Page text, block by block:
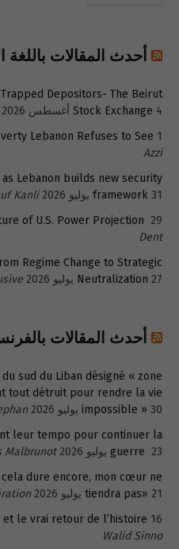
أحدث المقالات باللغة
Depositors- The Beirut
Stock Exchange 4 أغسطس 2026
Lebanon Refuses to See 1 أغسطس 2026
Azzi
Lebanon builds new security
framework 31 يوليو 2026
Kanli
of U.S. Power Projection 29 يوليو 2026
Dent
Regime Change to Strategic
Neutralization 27 يوليو 2026
أحدث المقالات
sud du Liban désigné « zone
tout détruit pour rendre la vie
impossible » 30 يوليو 2026
leur tempo pour continuer la
guerre 23 يوليو 2026
Malbrunot
cela dure encore, mon cœur ne
tiendra pas» 21 يوليو 2026
et le vrai retour de l’histoire 16 يوليو 2026
Walid Sinno